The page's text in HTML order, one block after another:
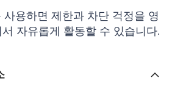
사용하면 제한과 차단 걱정을 영
자유롭게 활동할 수 있습니다.